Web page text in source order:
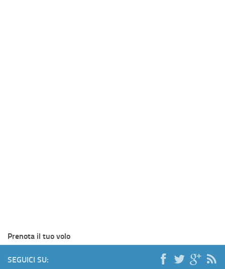
Prenota il tuo volo
SEGUICI SU: